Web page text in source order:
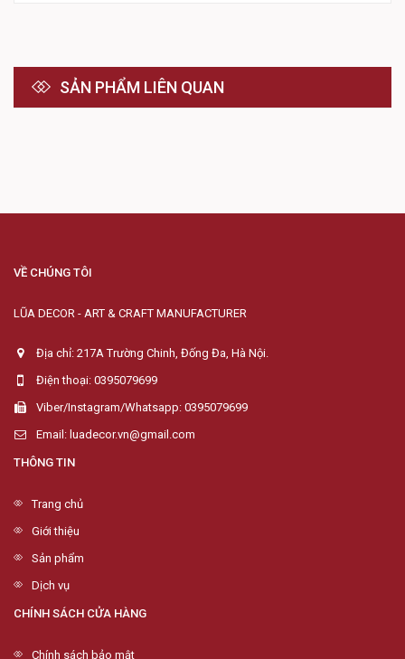
SẢN PHẨM LIÊN QUAN
VỀ CHÚNG TÔI
LŨA DECOR - ART & CRAFT MANUFACTURER
Địa chỉ: 217A Trường Chinh, Đống Đa, Hà Nội.
Điện thoại: 0395079699
Viber/Instagram/Whatsapp: 0395079699
Email: luadecor.vn@gmail.com
THÔNG TIN
Trang chủ
Giới thiệu
Sản phẩm
Dịch vụ
CHÍNH SÁCH CỬA HÀNG
Chính sách bảo mật